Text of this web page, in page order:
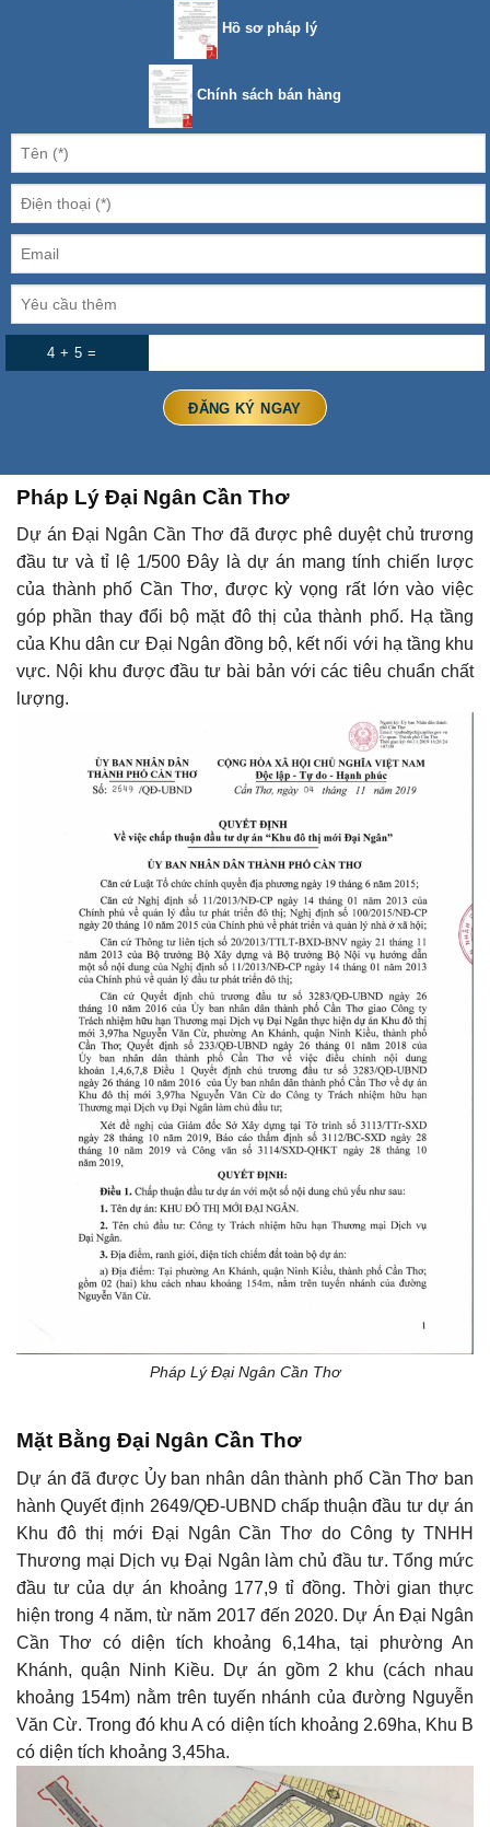
Hồ sơ pháp lý
Chính sách bán hàng
4 + 5 =
Pháp Lý Đại Ngân Cần Thơ
Dự án Đại Ngân Cần Thơ đã được phê duyệt chủ trương
đầu tư và tỉ lệ 1/500 Đây là dự án mang tính chiến lược
của thành phố Cần Thơ, được kỳ vọng rất lớn vào việc
góp phần thay đổi bộ mặt đô thị của thành phố. Hạ tầng
của Khu dân cư Đại Ngân đồng bộ, kết nối với hạ tầng khu
vực. Nội khu được đầu tư bài bản với các tiêu chuẩn chất
lượng.
Pháp Lý Đại Ngân Cần Thơ
Mặt Bằng Đại Ngân Cần Thơ
Dự án đã được Ủy ban nhân dân thành phố Cần Thơ ban
hành Quyết định 2649/QĐ-UBND chấp thuận đầu tư dự án
Khu đô thị mới Đại Ngân Cần Thơ do Công ty TNHH
Thương mại Dịch vụ Đại Ngân làm chủ đầu tư. Tổng mức
đầu tư của dự án khoảng 177,9 tỉ đồng. Thời gian thực
hiện trong 4 năm, từ năm 2017 đến 2020. Dự Án Đại Ngân
Cần Thơ có diện tích khoảng 6,14ha, tại phường An
Khánh, quận Ninh Kiều. Dự án gồm 2 khu (cách nhau
khoảng 154m) nằm trên tuyến nhánh của đường Nguyễn
Văn Cừ. Trong đó khu A có diện tích khoảng 2.69ha, Khu B
có diện tích khoảng 3,45ha.